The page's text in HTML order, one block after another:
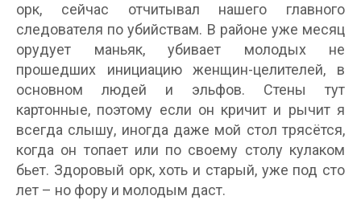
орк, сейчас отчитывал нашего главного
следователя по убийствам. В районе уже месяц
орудует маньяк, убивает молодых не
прошедших инициацию женщин-целителей, в
основном людей и эльфов. Стены тут
картонные, поэтому если он кричит и рычит я
всегда слышу, иногда даже мой стол трясётся,
когда он топает или по своему столу кулаком
бьет. Здоровый орк, хоть и старый, уже под сто
лет – но фору и молодым даст.